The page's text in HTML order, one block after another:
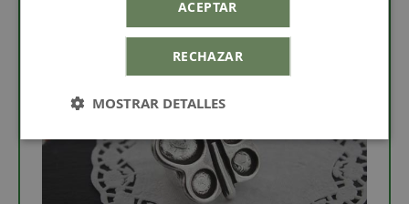
ACEPTAR
RECHAZAR
MOSTRAR DETALLES